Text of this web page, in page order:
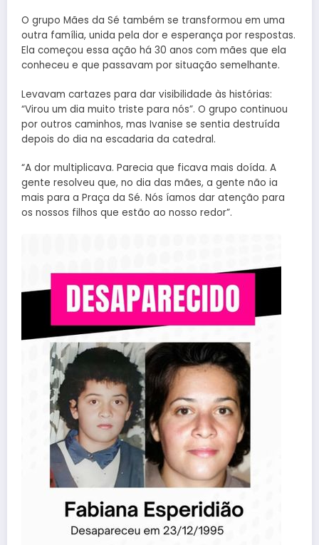
O grupo Mães da Sé também se transformou em uma
outra família, unida pela dor e esperança por respostas.
Ela começou essa ação há 30 anos com mães que ela
conheceu e que passavam por situação semelhante.
Levavam cartazes para dar visibilidade às histórias:
“Virou um dia muito triste para nós”. O grupo continuou
por outros caminhos, mas Ivanise se sentia destruída
depois do dia na escadaria da catedral.
“A dor multiplicava. Parecia que ficava mais doída. A
gente resolveu que, no dia das mães, a gente não ia
mais para a Praça da Sé. Nós íamos dar atenção para
os nossos filhos que estão ao nosso redor”.